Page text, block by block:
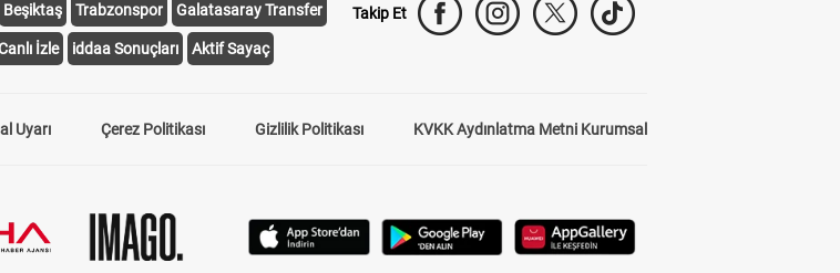
Beşiktaş Trabzonspor Galatasaray Transfer
İzle iddaa Sonuçları Aktif Sayaç
Takip Et
Uyarı Çerez Politikası Gizlilik Politikası KVKK Aydınlatma Metni Kurumsal